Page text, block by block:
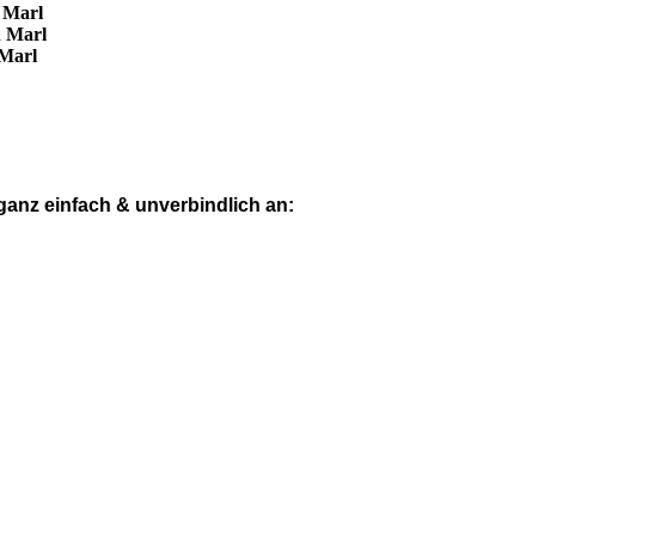
Marl
Marl
einfach & unverbindlich an: